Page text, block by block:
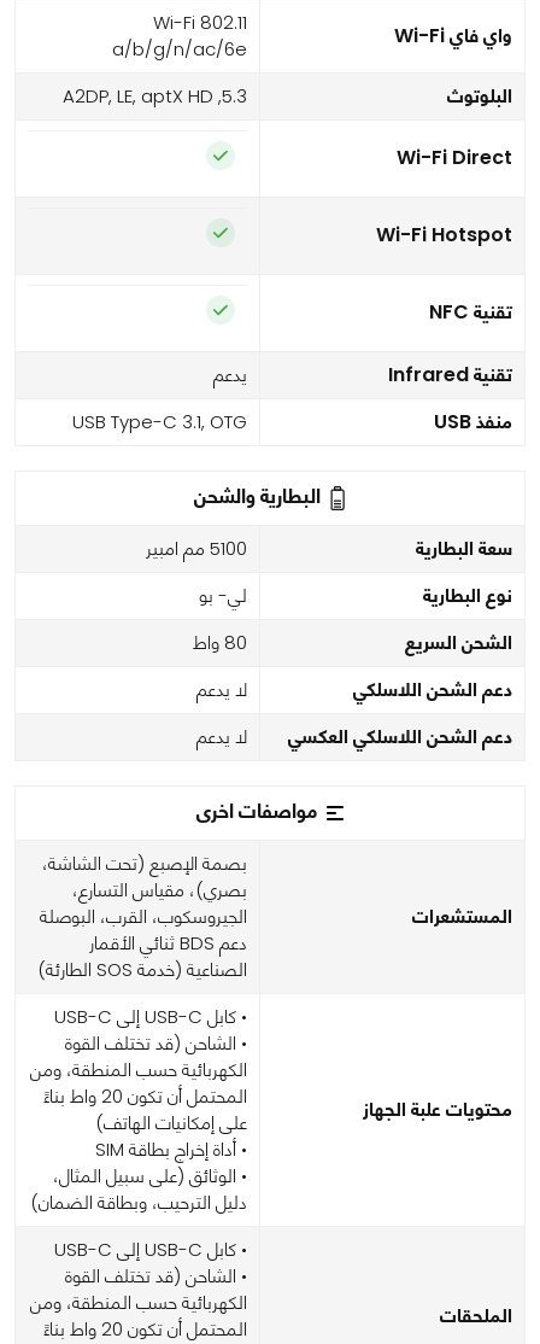
واي فاي Wi-Fi
Wi-Fi 802.11
a/b/g/n/ac/6e
البلوتوث 5.3, A2DP, LE, aptX HD
Wi-Fi Direct
Wi-Fi Hotspot
تقنية NFC
تقنية Infrared يدعم
منفذ USB USB Type-C 3.1, OTG
البطارية والشحن
سعة البطارية 5100 مم امبير
نوع البطارية لي- بو
الشحن السريع 80 واط
دعم الشحن اللاسلكي لا يدعم
دعم الشحن اللاسلكي العكسي لا يدعم
مواصفات اخرى
المستشعرات
بصمة الإصبع (تحت الشاشة،
بصري)، مقياس التسارع،
الجيروسكوب، القرب، البوصلة
دعم BDS ثنائي الأقمار
الصناعية (خدمة SOS الطارئة)
محتويات علبة الجهاز
• كابل USB-C إلى USB-C
• الشاحن (قد تختلف القوة
الكهربائية حسب المنطقة، ومن
المحتمل أن تكون 20 واط بناءً
على إمكانيات الهاتف)
• أداة إخراج بطاقة SIM
• الوثائق (على سبيل المثال،
دليل الترحيب، وبطاقة الضمان)
الملحقات
• كابل USB-C إلى USB-C
• الشاحن (قد تختلف القوة
الكهربائية حسب المنطقة، ومن
المحتمل أن تكون 20 واط بناءً